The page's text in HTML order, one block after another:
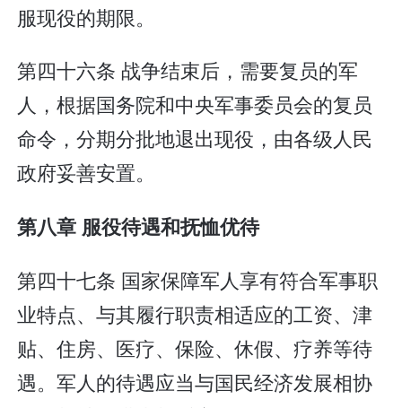
服现役的期限。
第四十六条 战争结束后，需要复员的军
人，根据国务院和中央军事委员会的复员
命令，分期分批地退出现役，由各级人民
政府妥善安置。
第八章 服役待遇和抚恤优待
第四十七条 国家保障军人享有符合军事职
业特点、与其履行职责相适应的工资、津
贴、住房、医疗、保险、休假、疗养等待
遇。军人的待遇应当与国民经济发展相协